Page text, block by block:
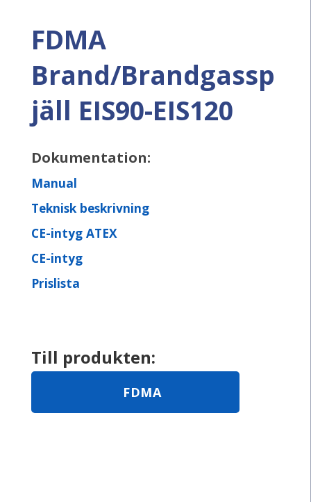
FDMA
Brand/Brandgassp
jäll EIS90-EIS120
Manual
Teknisk beskrivning
CE-intyg ATEX
CE-intyg
Prislista
FDMA